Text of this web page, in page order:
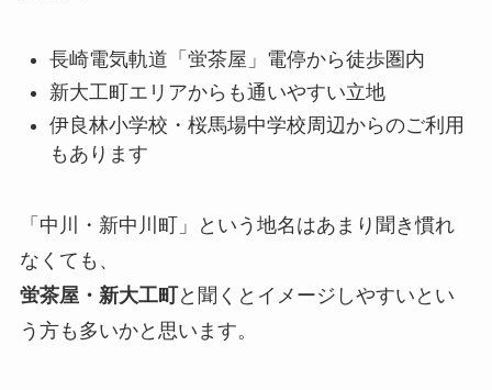
長崎電気軌道「蛍茶屋」電停から徒歩圏内
新大工町エリアからも通いやすい立地
伊良林小学校・桜馬場中学校周辺からのご利用
もあります
「中川・新中川町」という地名はあまり聞き慣れ
なくても、
蛍茶屋・新大工町
と聞くとイメージしやすいとい
う方も多いかと思います。